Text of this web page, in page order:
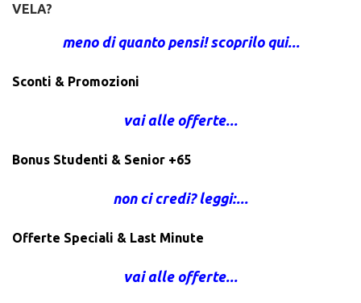
VELA?
meno di quanto pensi! scoprilo qui...
Sconti & Promozioni
vai alle offerte...
Bonus Studenti & Senior +65
non ci credi? leggi:...
Offerte Speciali & Last Minute
vai alle offerte...